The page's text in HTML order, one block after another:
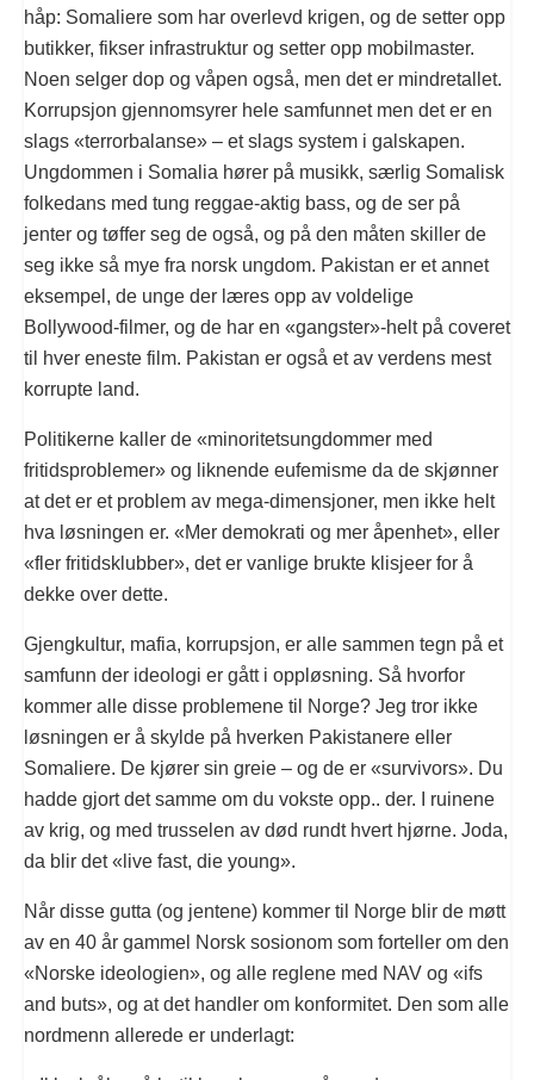
håp: Somaliere som har overlevd krigen, og de setter opp
butikker, fikser infrastruktur og setter opp mobilmaster.
Noen selger dop og våpen også, men det er mindretallet.
Korrupsjon gjennomsyrer hele samfunnet men det er en
slags «terrorbalanse» – et slags system i galskapen.
Ungdommen i Somalia hører på musikk, særlig Somalisk
folkedans med tung reggae-aktig bass, og de ser på
jenter og tøffer seg de også, og på den måten skiller de
seg ikke så mye fra norsk ungdom. Pakistan er et annet
eksempel, de unge der læres opp av voldelige
Bollywood-filmer, og de har en «gangster»-helt på coveret
til hver eneste film. Pakistan er også et av verdens mest
korrupte land.
Politikerne kaller de «minoritetsungdommer med
fritidsproblemer» og liknende eufemisme da de skjønner
at det er et problem av mega-dimensjoner, men ikke helt
hva løsningen er. «Mer demokrati og mer åpenhet», eller
«fler fritidsklubber», det er vanlige brukte klisjeer for å
dekke over dette.
Gjengkultur, mafia, korrupsjon, er alle sammen tegn på et
samfunn der ideologi er gått i oppløsning. Så hvorfor
kommer alle disse problemene til Norge? Jeg tror ikke
løsningen er å skylde på hverken Pakistanere eller
Somaliere. De kjører sin greie – og de er «survivors». Du
hadde gjort det samme om du vokste opp.. der. I ruinene
av krig, og med trusselen av død rundt hvert hjørne. Joda,
da blir det «live fast, die young».
Når disse gutta (og jentene) kommer til Norge blir de møtt
av en 40 år gammel Norsk sosionom som forteller om den
«Norske ideologien», og alle reglene med NAV og «ifs
and buts», og at det handler om konformitet. Den som alle
nordmenn allerede er underlagt: